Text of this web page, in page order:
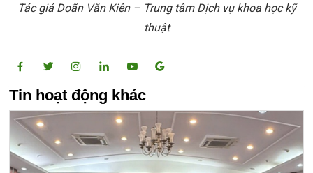
Tác giả Doãn Văn Kiên – Trung tâm Dịch vụ khoa học kỹ
thuật
Tin hoạt động khác